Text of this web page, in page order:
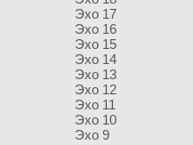
Эхо 17
Эхо 16
Эхо 15
Эхо 14
Эхо 13
Эхо 12
Эхо 11
Эхо 10
Эхо 9